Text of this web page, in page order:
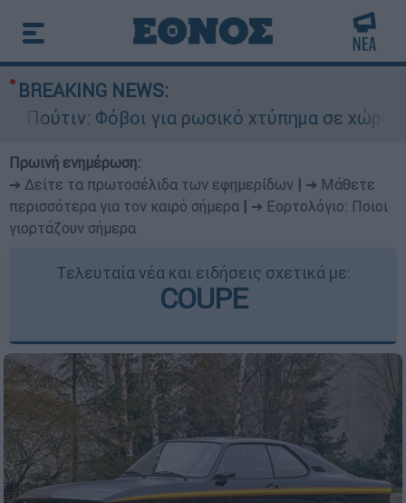
BREAKING NEWS:
Φόβοι για ρωσικό χτύπημα σε χώρα του
Πρωινή ενημέρωση:
➔ Δείτε τα πρωτοσέλιδα των εφημερίδων
➔ Μάθετε
περισσότερα για τον καιρό σήμερα
➔ Εορτολόγιο: Ποιοι
γιορτάζουν σήμερα
Τελευταία νέα και ειδήσεις σχετικά με:
COUPE